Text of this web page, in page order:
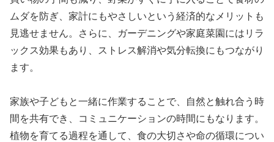
ムダを防ぎ、家計にもやさしいという経済的なメリットも
見逃せません。さらに、ガーデニングや家庭菜園にはリラ
ックス効果もあり、ストレス解消や気分転換にもつながり
ます。
家族や子どもと一緒に作業することで、自然と触れ合う時
間を共有でき、コミュニケーションの時間にもなります。
植物を育てる過程を通して、食の大切さや命の循環につい